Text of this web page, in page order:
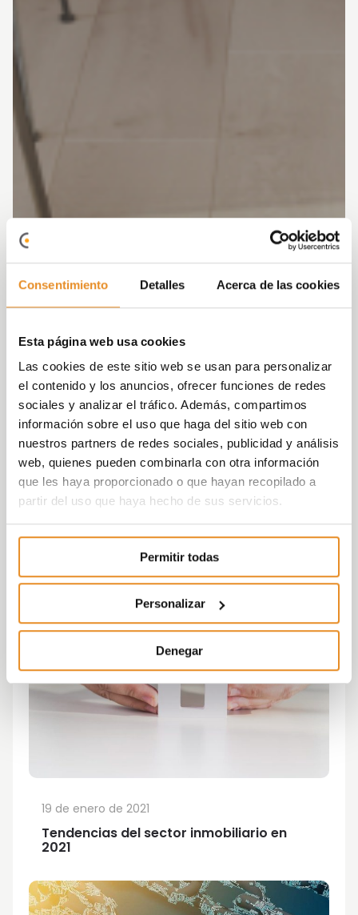
Consentimiento Detalles Acerca de las cookies
Esta página web usa cookies
Las cookies de este sitio web se usan para personalizar
el contenido y los anuncios, ofrecer funciones de redes
sociales y analizar el tráfico. Además, compartimos
información sobre el uso que haga del sitio web con
nuestros partners de redes sociales, publicidad y análisis
web, quienes pueden combinarla con otra información
que les haya proporcionado o que hayan recopilado a
partir del uso que haya hecho de sus servicios.
Permitir todas
Personalizar
Denegar
Tendencias del sector inmobiliario en
2021
19 de enero de 2021